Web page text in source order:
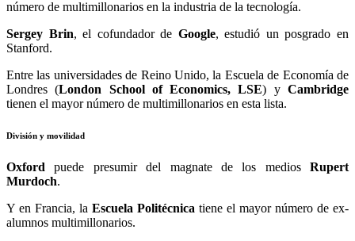
número de multimillonarios en la industria de la tecnología.
Sergey Brin, el cofundador de Google, estudió un posgrado en
Stanford.
Entre las universidades de Reino Unido, la Escuela de Economía de
Londres (London School of Economics, LSE) yCambridge
tienen el mayor número de multimillonarios en esta lista.
División y movilidad
Oxford puede presumir del magnate de los medios Rupert
Murdoch.
Y en Francia, la Escuela Politécnica tiene el mayor número de ex-
alumnos multimillonarios.